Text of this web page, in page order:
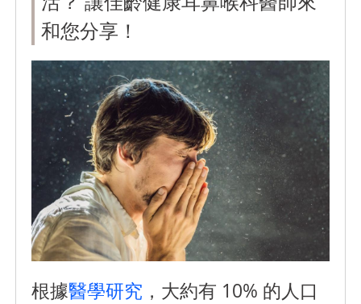
和您分享！
根據醫學研究 ，大約有 10% 的人口